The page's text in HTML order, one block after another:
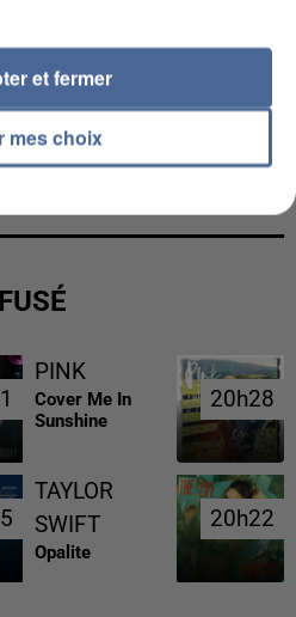
SUPPOSÉS DE LA DZ
ALGÉRIE
PINK
Cover Me In
Sunshine
20h28
20h28
TAYLOR
SWIFT
Opalite
20h22
20h22
mes choix
et fermer